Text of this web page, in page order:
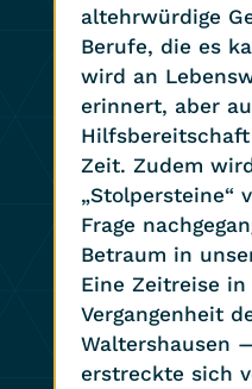
altehrwürdige
Berufe, die es
wird an
erinnert, aber
Zeit. Zudem
„Stolpersteine“
Frage
Betraum in
Eine Zeitreise
Vergangenheit
Waltershausen
erstreckte sich